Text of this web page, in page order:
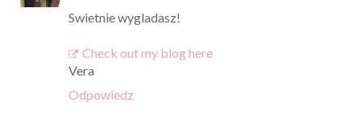
Swietnie wygladasz!
Check out my blog here
Vera
Odpowiedz